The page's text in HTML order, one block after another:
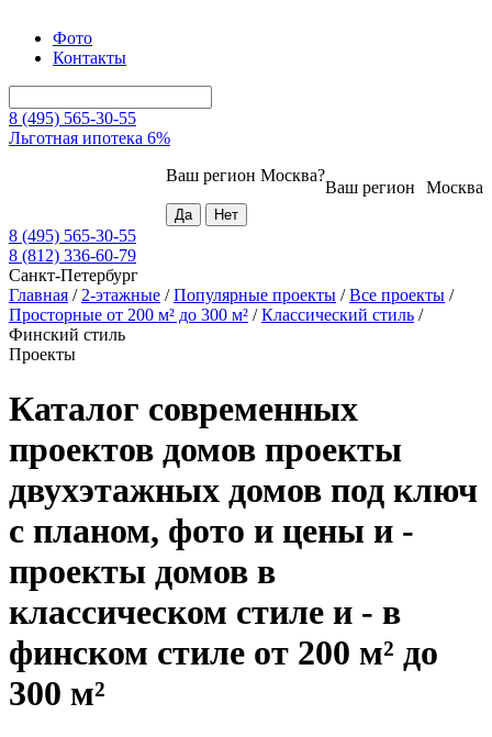
Фото
Контакты
8 (495) 565-30-55
Льготная ипотека 6%
Москва
Ваш регион
Ваш регион Москва?
8 (495) 565-30-55
8 (812) 336-60-79
Санкт-Петербург
Главная / 2-этажные /Популярные проекты /Все проекты /
Просторные от 200 м² до 300 м² /Классический стиль /
Финский стиль
Проекты
Каталог современных
проектов домов проекты
двухэтажных домов под ключ
с планом, фото и цены и -
проекты домов в
классическом стиле и - в
финском стиле от 200 м² до
300 м²